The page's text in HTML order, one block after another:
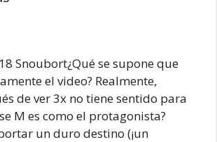
Snoubort¿Qué se supone que
el video? Realmente,
de ver 3x no tiene sentido para
M es como el protagonista?
un duro destino (¡un